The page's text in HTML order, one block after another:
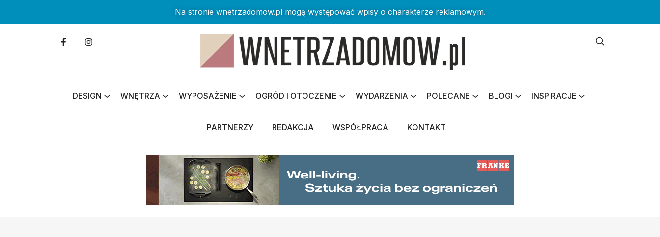
Na stronie wnetrzadomow.pl mogą występować wpisy o charakterze reklamowym.
DESIGN WNĘTRZA WYPOSAŻENIE OGRÓD I OTOCZENIE WYDARZENIA POLECANE BLOGI INSPIRACJE
PARTNERZY REDAKCJA WSPÓŁPRACA KONTAKT